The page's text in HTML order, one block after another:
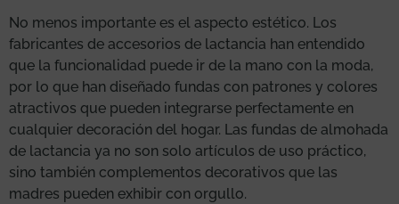
No menos importante es el aspecto estético. Los
fabricantes de accesorios de lactancia han entendido
que la funcionalidad puede ir de la mano con la moda,
por lo que han diseñado fundas con patrones y colores
atractivos que pueden integrarse perfectamente en
cualquier decoración del hogar. Las fundas de almohada
de lactancia ya no son solo artículos de uso práctico,
sino también complementos decorativos que las
madres pueden exhibir con orgullo.